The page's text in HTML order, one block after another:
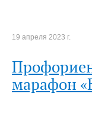
19 апреля 2023 г.
марафон